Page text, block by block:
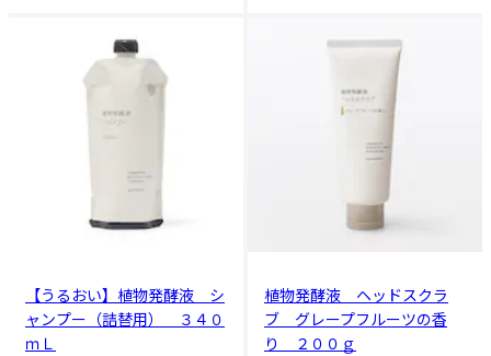
【うるおい】植物発酵液 シ
ャンプー（詰替用） ３４０
ｍＬ
植物発酵液 ヘッドスクラ
ブ グレープフルーツの香
り ２００ｇ